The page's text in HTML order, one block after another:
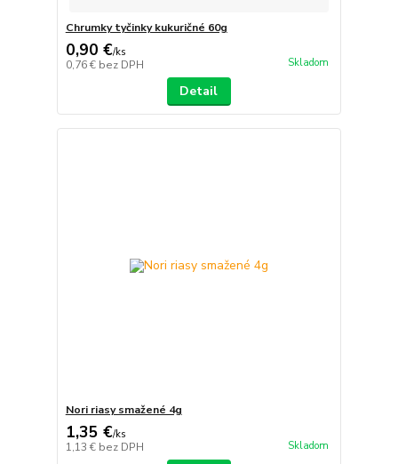
Chrumky tyčinky kukuričné 60g
0,90 €/ks
0,76 € bez DPH Skladom
Detail
Nori riasy smažené 4g
1,35 €/ks
1,13 € bez DPH Skladom